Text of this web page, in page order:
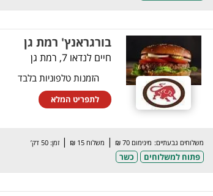
בורגראנץ' רמת גן
חיים לנדאו 7, רמת גן
הזמנות טלפוניות בלבד
לתפריט המלא
משלוחים גבעתיים: מינימום 70 ₪ | משלוח 15 ₪ | זמן: 50 דק’
פתוח למשלוחים כשר